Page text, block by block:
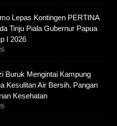
Lepas Kontingen PERTINA
Tinju Piala Gubernur Papua
I 2026
Buruk Mengintai Kampung
Kesulitan Air Bersih, Pangan
Kesehatan